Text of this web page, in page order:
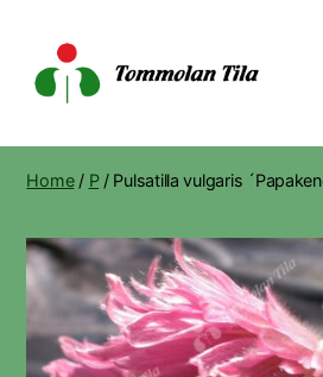
Tila
Home/ P/ Pulsatilla vulgaris